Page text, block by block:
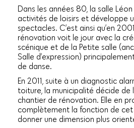
Dans les années 80, la salle
activités de loisirs et développe
spectacles. C’est ainsi qu’en
rénovation voit le jour avec la
scénique et de la Petite salle
Salle d’expression)
de danse.
En 2011, suite à un diagnostic
toiture, la municipalité décide de
chantier de rénovation. Elle en
complètement la fonction de
donner une dimension plus